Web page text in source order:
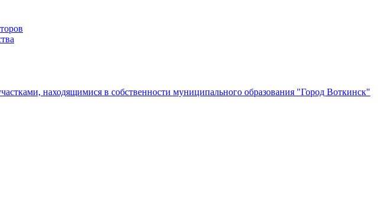
находящимися в собственности муниципального образования "Город Воткинск"